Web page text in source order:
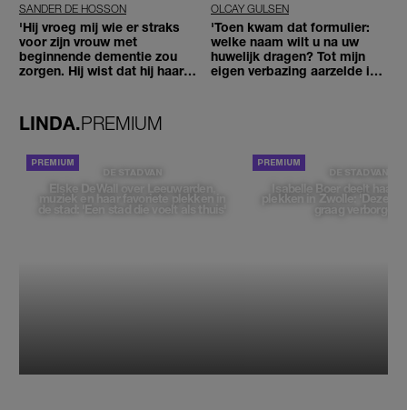
SANDER DE HOSSON
'Hij vroeg mij wie er straks
voor zijn vrouw met
beginnende dementie zou
zorgen. Hij wist dat hij haar
OLCAY GULSEN
'Toen kwam dat formulier:
welke naam wilt u na uw
huwelijk dragen? Tot mijn
eigen verbazing aarzelde ik
LINDA.PREMIUM
DE STAD VAN
Elske DeWall over Leeuwarden,
muziek en haar favoriete plekken in
de stad: 'Een stad die voelt als thuis'
DE STAD VAN
Isabelle Boer deelt haar
plekken in Zwolle: 'Deze
graag verborgen'